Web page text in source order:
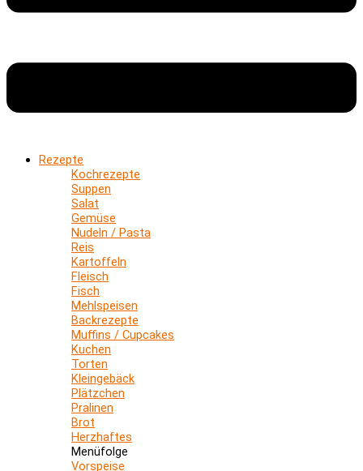
Rezepte
Kochrezepte
Suppen
Salat
Gemüse
Nudeln / Pasta
Reis
Kartoffeln
Fleisch
Fisch
Mehlspeisen
Backrezepte
Muffins / Cupcakes
Kuchen
Torten
Kleingebäck
Plätzchen
Pralinen
Brot
Herzhaftes
Menüfolge
Vorspeise